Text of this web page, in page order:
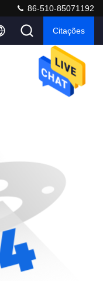
86-510-85071192
Citações